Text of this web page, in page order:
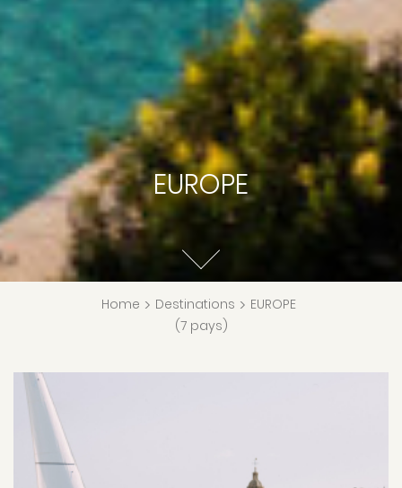
EUROPE
Home > Destinations > EUROPE
(7 pays)